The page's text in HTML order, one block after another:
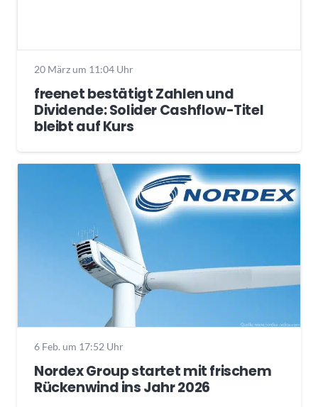
20 März um 11:04 Uhr
freenet bestätigt Zahlen und
Dividende: Solider Cashflow-Titel
bleibt auf Kurs
6 Feb. um 17:52 Uhr
Nordex Group startet mit frischem
Rückenwind ins Jahr 2026